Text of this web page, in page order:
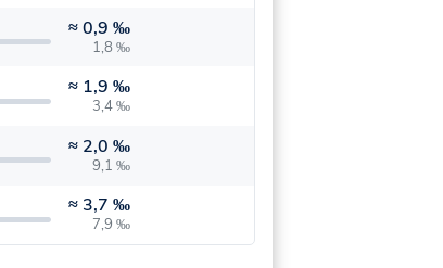
≈0,9 ‰
1,8 ‰
≈ 1,9 ‰
3,4 ‰
≈ 2,0 ‰
9,1 ‰
≈ 3,7 ‰
7,9 ‰